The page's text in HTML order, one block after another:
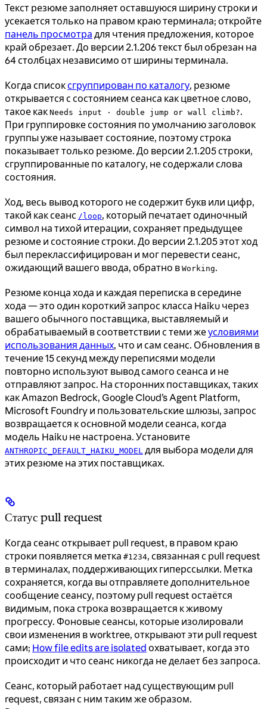
Текст резюме заполняет оставшуюся ширину строки и
усекается только на правом краю терминала; откройте
панель просмотра для чтения предложения, которое
край обрезает. До версии 2.1.206 текст был обрезан на
64 столбцах независимо от ширины терминала.
Когда списоксгруппирован по каталогу, резюме
открывается с состоянием сеанса как цветное слово,
такое как Needs input · double jump or wall climb?.
При группировке состояния по умолчанию заголовок
группы уже называет состояние, поэтому строка
показывает только резюме. До версии 2.1.205 строки,
сгруппированные по каталогу, не содержали слова
состояния.
Ход, весь вывод которого не содержит букв или цифр,
такой как сеанс /loop, который печатает одиночный
символ на тихой итерации, сохраняет предыдущее
резюме и состояние строки. До версии 2.1.205 этот ход
был переклассифицирован и мог перевести сеанс,
ожидающий вашего ввода, обратно в Working.
Резюме конца хода и каждая переписка в середине
хода — это один короткий запрос класса Haiku через
вашего обычного поставщика, выставляемый и
обрабатываемый в соответствии с теми жеусловиями
использования данных, что и сам сеанс. Обновления в
течение 15 секунд между переписями модели
повторно используют вывод самого сеанса и не
отправляют запрос. На сторонних поставщиках, таких
как Amazon Bedrock, Google Cloud’s Agent Platform,
Microsoft Foundry и пользовательские шлюзы, запрос
возвращается к основной модели сеанса, когда
модель Haiku не настроена. Установите
ANTHROPIC_DEFAULT_HAIKU_MODEL для выбора модели для
этих резюме на этих поставщиках.
Статус pull request
Когда сеанс открывает pull request, в правом краю
строки появляется метка #1234, связанная с pull request
в терминалах, поддерживающих гиперссылки. Метка
сохраняется, когда вы отправляете дополнительное
сообщение сеансу, поэтому pull request остаётся
видимым, пока строка возвращается к живому
прогрессу. Фоновые сеансы, которые изолировали
свои изменения в worktree, открывают эти pull request
сами; How file edits are isolated охватывает, когда это
происходит и что сеанс никогда не делает без запроса.
Сеанс, который работает над существующим pull
request, связан с ним таким же образом.